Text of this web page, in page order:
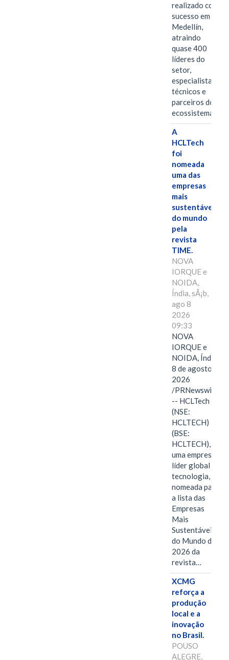
realizado com
sucesso em
Medellín,
atraindo
quase 400
líderes do
setor,
especialistas
técnicos e
parceiros do
ecossistema.…
A
HCLTech
foi
nomeada
uma das
empresas
mais
sustentáveis
do mundo
pela
revista
TIME.
NOVA
IORQUE e
NOIDA,
Índia, sÃ¡b,
ago 8
2026
09:33
NOVA
IORQUE e
NOIDA, Índia,
8 de agosto de
2026
/PRNewswire/
-- HCLTech
(NSE:
HCLTECH)
(BSE:
HCLTECH),
uma empresa
líder global em
tecnologia, foi
nomeada para
a lista das
Empresas
Mais
Sustentáveis
do Mundo de
2026 da
revista…
XCMG
reforça a
produção
local e a
inovação
no Brasil.
POUSO
ALEGRE,